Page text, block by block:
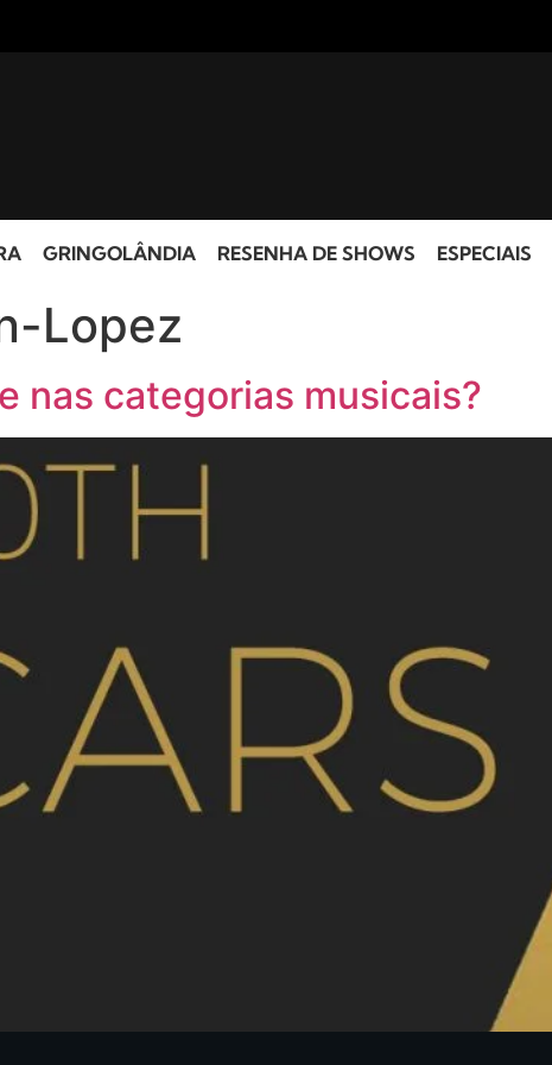
GRINGOLÂNDIA RESENHA DE SHOWS ESPECIAIS
Lopez
nas categorias musicais?